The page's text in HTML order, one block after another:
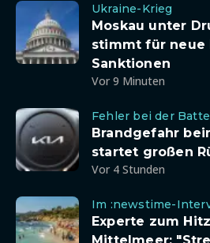
Ukraine-Krieg
Moskau unter
stimmt für neue
Sanktionen
Vor 9 Minuten
Fehler bei der
Brandgefahr
startet großen
Vor 4 Stunden
Im :newstime-
Experte zum